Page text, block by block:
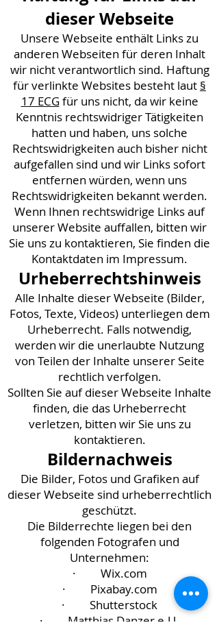
dieser Webseite
Unsere Webseite enthält Links zu
anderen Webseiten für deren Inhalt
wir nicht verantwortlich sind. Haftung
für verlinkte Websites besteht laut §
17 ECGfür uns nicht, da wir keine
Kenntnis rechtswidriger Tätigkeiten
hatten und haben, uns solche
Rechtswidrigkeiten auch bisher nicht
aufgefallen sind und wir Links sofort
entfernen würden, wenn uns
Rechtswidrigkeiten bekannt werden.
Wenn Ihnen rechtswidrige Links auf
unserer Website auffallen, bitten wir
Sie uns zu kontaktieren, Sie finden die
Kontaktdaten im Impressum.
Urheberrechtshinweis
Alle Inhalte dieser Webseite (Bilder,
Fotos, Texte, Videos) unterliegen dem
Urheberrecht. Falls notwendig,
werden wir die unerlaubte Nutzung
von Teilen der Inhalte unserer Seite
rechtlich verfolgen.
Sollten Sie auf dieser Webseite Inhalte
finden, die das Urheberrecht
verletzen, bitten wir Sie uns zu
kontaktieren.
Bildernachweis
Die Bilder, Fotos und Grafiken auf
dieser Webseite sind urheberrechtlich
geschützt.
Die Bilderrechte liegen bei den
folgenden Fotografen und
Unternehmen:
· Wix.com
· Pixabay.com
· Shutterstock
· Matthias Danzer e.U.